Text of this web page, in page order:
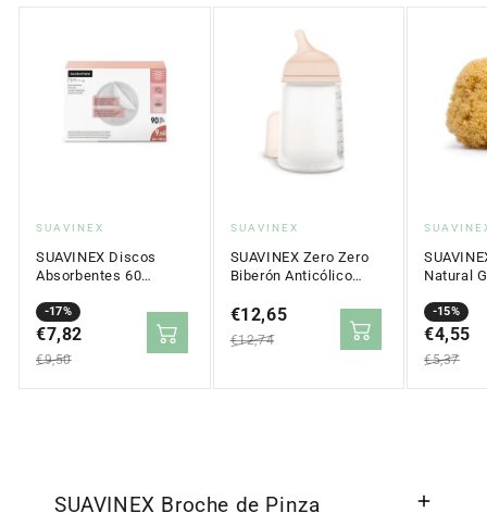
Proveedor:
SUAVINEX
SUAVINEX Discos
Absorbentes 60
-17%
Precio
en
€7,82
Precio
regular
€9,50
Proveedor:
SUAVINEX
SUAVINEX Zero Zero
Biberón Anticólico
Precio
oferta
€12,65
Precio
€12,74
Natural
-15%
Precio
en
€4,55
Precio
regular
€5,37
SUAVINEX Broche de Pinza